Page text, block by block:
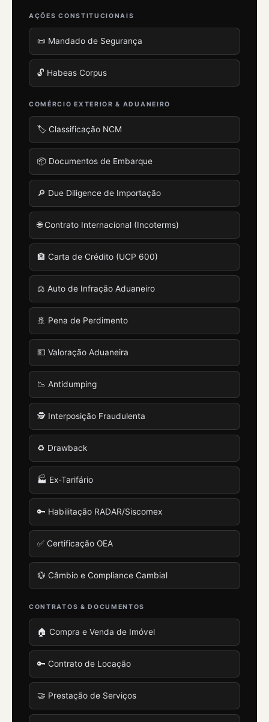
AÇÕES CONSTITUCIONAIS
📜 Mandado de Segurança
🔓 Habeas Corpus
COMÉRCIO EXTERIOR & ADUANEIRO
🏷️ Classificação NCM
📦 Documentos de Embarque
🔎 Due Diligence de Importação
🌐 Contrato Internacional (Incoterms)
🏦 Carta de Crédito (UCP 600)
⚖️ Auto de Infração Aduaneiro
🚢 Pena de Perdimento
💵 Valoração Aduaneira
📉 Antidumping
🕵️ Interposição Fraudulenta
♻️ Drawback
🏭 Ex-Tarifário
🔑 Habilitação RADAR/Siscomex
✅ Certificação OEA
💱 Câmbio e Compliance Cambial
CONTRATOS & DOCUMENTOS
🏠 Compra e Venda de Imóvel
🔑 Contrato de Locação
🤝 Prestação de Serviços